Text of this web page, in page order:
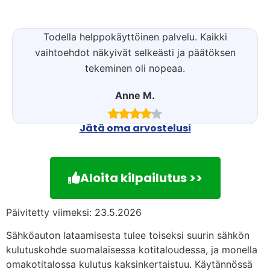
Todella helppokäyttöinen palvelu. Kaikki
vaihtoehdot näkyivät selkeästi ja päätöksen
tekeminen oli nopeaa.
Anne M.
Jätä oma arvostelusi
Aloita kilpailutus >>
Päivitetty viimeksi: 23.5.2026
Sähköauton lataamisesta tulee toiseksi suurin sähkön
kulutuskohde suomalaisessa kotitaloudessa, ja monella
omakotitalossa kulutus kaksinkertaistuu. Käytännössä